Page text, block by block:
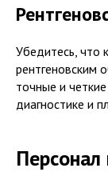
Убедитесь, что
рентгеновским
точные и
диагностике и